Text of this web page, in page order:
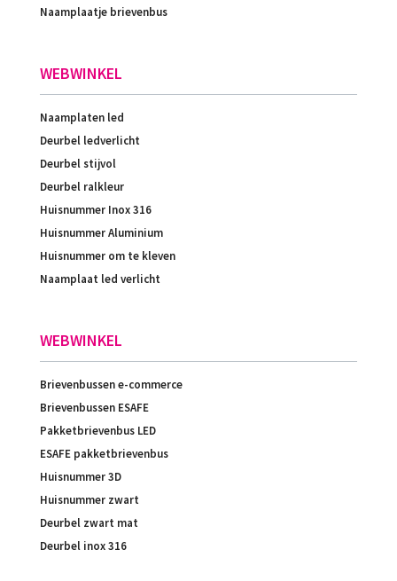
Naamplaatje brievenbus
WEBWINKEL
Naamplaten led
Deurbel ledverlicht
Deurbel stijvol
Deurbel ralkleur
Huisnummer Inox 316
Huisnummer Aluminium
Huisnummer om te kleven
Naamplaat led verlicht
WEBWINKEL
Brievenbussen e-commerce
Brievenbussen ESAFE
Pakketbrievenbus LED
ESAFE pakketbrievenbus
Huisnummer 3D
Huisnummer zwart
Deurbel zwart mat
Deurbel inox 316